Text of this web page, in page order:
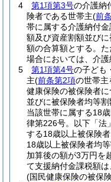
4
第1項第3号の介護納
険者である世帯主(前
帯に属する介護納付
額及び資産割額並び
額の合算額とする。
場合においては、介護
5
第1項第4号の子ども
主(前条第2項の世帯主
健康保険の被保険者
並びに被保険者均等
当該世帯に属する18
律第226号。以下「法
する18歳以上被保険
18歳以上被保険者均
加算後の額が3万円を
て支援納付金課税額は
(国民健康保険の被保